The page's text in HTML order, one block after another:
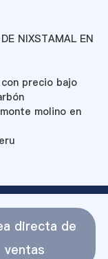
NIXSTAMAL EN
precio bajo
molino en
directa de
ventas